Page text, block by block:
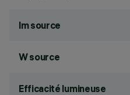
lm source
W source
Efficacité lumineuse